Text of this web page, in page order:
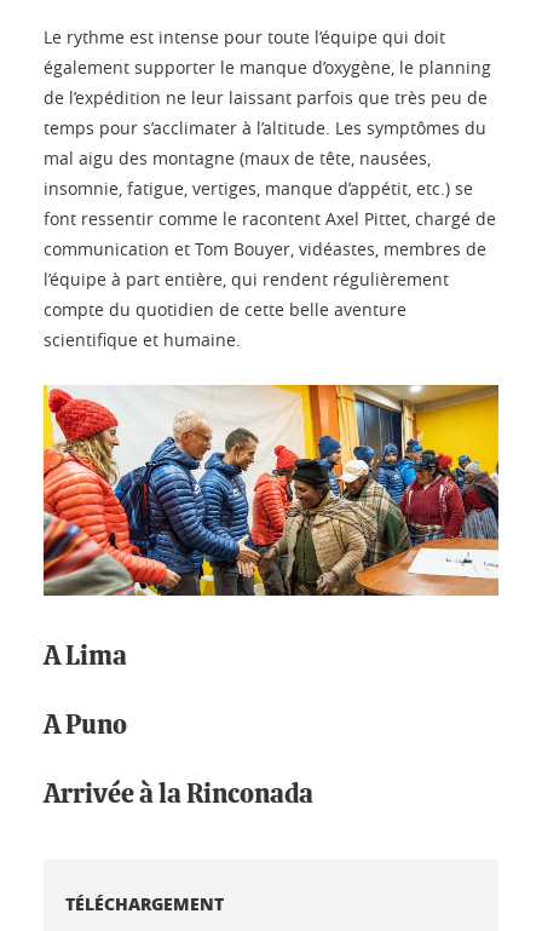
Le rythme est intense pour toute l’équipe qui doit
également supporter le manque d’oxygène, le planning
de l’expédition ne leur laissant parfois que très peu de
temps pour s’acclimater à l’altitude. Les symptômes du
mal aigu des montagne (maux de tête, nausées,
insomnie, fatigue, vertiges, manque d’appétit, etc.) se
font ressentir comme le racontent Axel Pittet, chargé de
communication et Tom Bouyer, vidéastes, membres de
l’équipe à part entière, qui rendent régulièrement
compte du quotidien de cette belle aventure
scientifique et humaine.
A Lima
A Puno
Arrivée à la Rinconada
TÉLÉCHARGEMENT